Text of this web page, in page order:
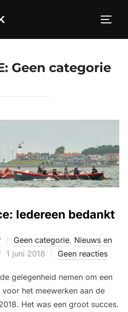
Geen categorie
Iedereen bedankt
Geen categorie, Nieuws en
Geplaatst
1 juni 2018 Geen reacties
gelegenheid nemen om een
het meewerken aan de
Het was een groot succes.